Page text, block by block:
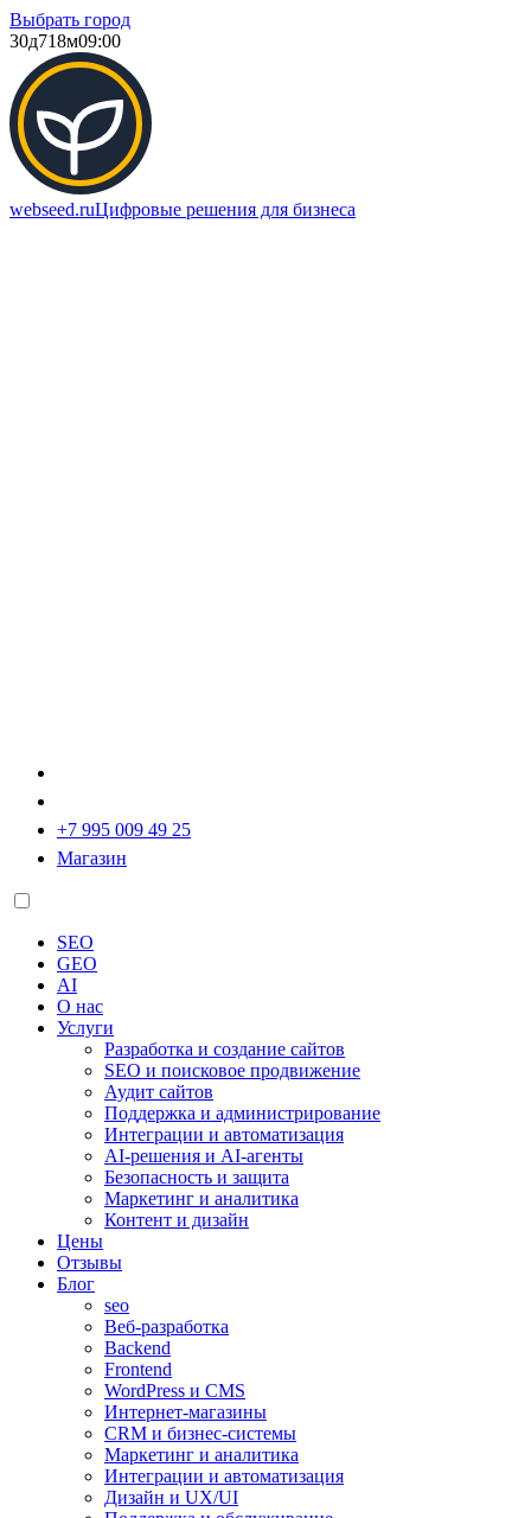
Выбрать город
30д718м09:00
webseed.ruЦифровые решения для бизнеса
+7 995 009 49 25
Магазин
SEO
GEO
AI
О нас
Услуги
Разработка и создание сайтов
SEO и поисковое продвижение
Аудит сайтов
Поддержка и администрирование
Интеграции и автоматизация
AI-решения и AI-агенты
Безопасность и защита
Маркетинг и аналитика
Контент и дизайн
Цены
Отзывы
Блог
seo
Веб-разработка
Backend
Frontend
WordPress и CMS
Интернет-магазины
CRM и бизнес-системы
Маркетинг и аналитика
Интеграции и автоматизация
Дизайн и UX/UI